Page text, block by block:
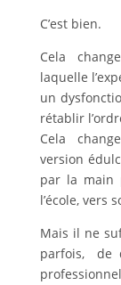
C’est bien.
Cela
laquelle
un
rétablir
Cela
version
par la main
l’école, vers
Mais il ne
parfois, de